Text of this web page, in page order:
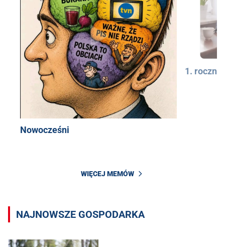
Nowocześni
1.
WIĘCEJ MEMÓW
NAJNOWSZE GOSPODARKA